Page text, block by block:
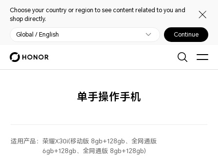
Choose your country or region to see content related to you and
shop directly.
Global / English Continue
单手操作手机
适用产品： 荣耀X30i(移动版 8gb+128gb、全网通版
6gb+128gb、全网通版 8gb+128gb)